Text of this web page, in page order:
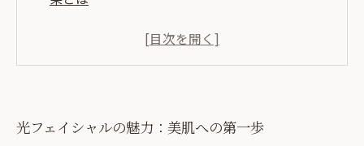
美肌を持続させるためのアフターケアの重要性
自分に合った美容法を見つけるための光フェイ
光フェイシャルの魅力：美肌への第一歩